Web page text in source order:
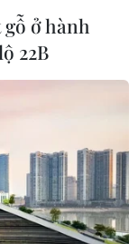
Indonesia
Cup 2026 khu
ở hành
22B